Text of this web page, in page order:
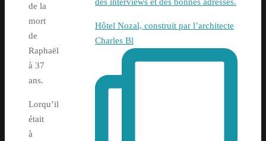
de la
mort
de
Raphaël
à 37
ans.
Lorqu’il
était
à
des interviews et des bonnes adresses.
Hôtel Nozal, construit par l’architecte
Charles Bl